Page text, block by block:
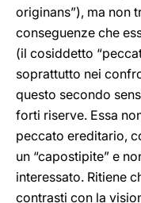
originans”), ma non
conseguenze che
(il cosiddetto
soprattutto nei
questo secondo
forti riserve. Essa
peccato ereditario,
un “capostipite” e
interessato. Ritiene
contrasti con la